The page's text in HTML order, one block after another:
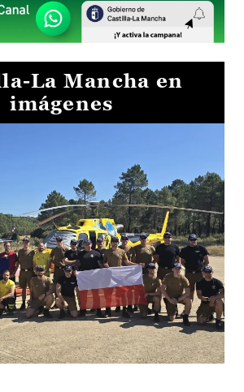
La Mancha en
imágenes